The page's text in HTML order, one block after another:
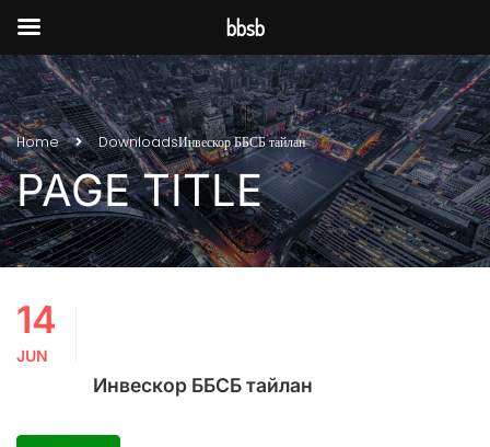
Home DownloadsИнвескор ББСБ тайлан
PAGE TITLE
14
JUN
Инвескор ББСБ тайлан
bbsb